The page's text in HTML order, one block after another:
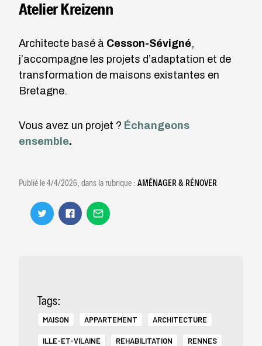
Atelier Kreizenn
Architecte basé à Cesson-Sévigné,
j’accompagne les projets d’adaptation et de
transformation de maisons existantes en
Bretagne.
Vous avez un projet ? Échangeons
ensemble.
Publié le4/4/2026 , dans la rubrique : AMÉNAGER & RÉNOVER
Tags:
MAISON APPARTEMENT ARCHITECTURE
ILLE-ET-VILAINE REHABILITATION RENNES